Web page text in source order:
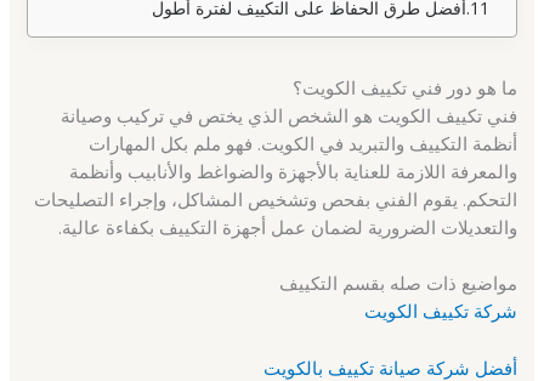
أفضل طرق الحفاظ على التكييف لفترة أطول
ما هو دور فني تكييف الكويت؟
فني تكييف الكويت هو الشخص الذي يختص في تركيب وصيانة
أنظمة التكييف والتبريد في الكويت. فهو ملم بكل المهارات
والمعرفة اللازمة للعناية بالأجهزة والضواغط والأنابيب وأنظمة
التحكم. يقوم الفني بفحص وتشخيص المشاكل، وإجراء التصليحات
والتعديلات الضرورية لضمان عمل أجهزة التكييف بكفاءة عالية.
مواضيع ذات صله بقسم التكييف
شركة تكييف الكويت
أفضل شركة صيانة تكييف بالكويت